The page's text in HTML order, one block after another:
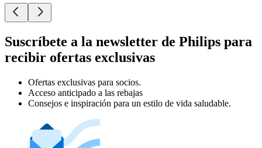
Suscríbete a la newsletter de Philips para
recibir ofertas exclusivas
Ofertas exclusivas para socios.
Acceso anticipado a las rebajas
Consejos e inspiración para un estilo de vida saludable.